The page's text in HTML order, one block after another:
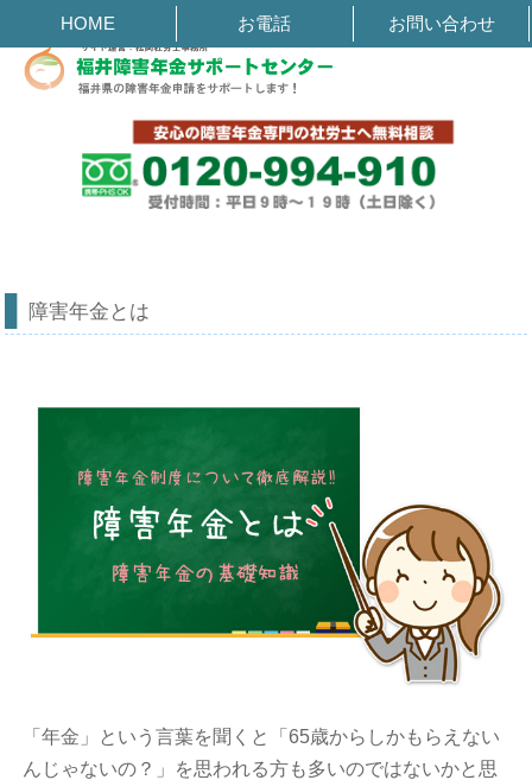
障害年金とは
HOME お電話 お問い合わせ
障害年金とは
「年金」という言葉を聞くと「65歳からしかもらえない
んじゃないの？」を思われる方も多いのではないかと思